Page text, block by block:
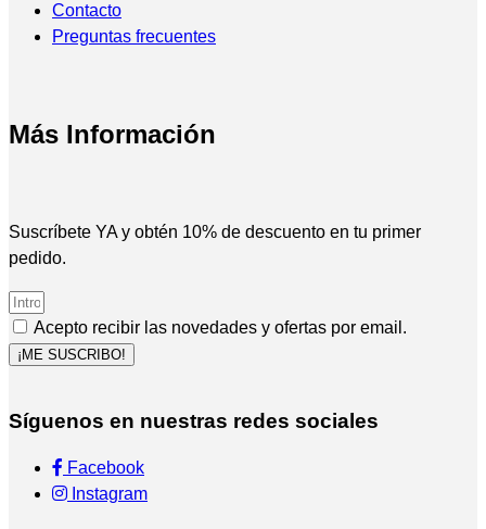
Contacto
Preguntas frecuentes
Más Información
Suscríbete YA y obtén 10% de descuento en tu primer
pedido.
Acepto recibir las novedades y ofertas por email.
¡ME SUSCRIBO!
Síguenos en nuestras redes sociales
Facebook
Instagram